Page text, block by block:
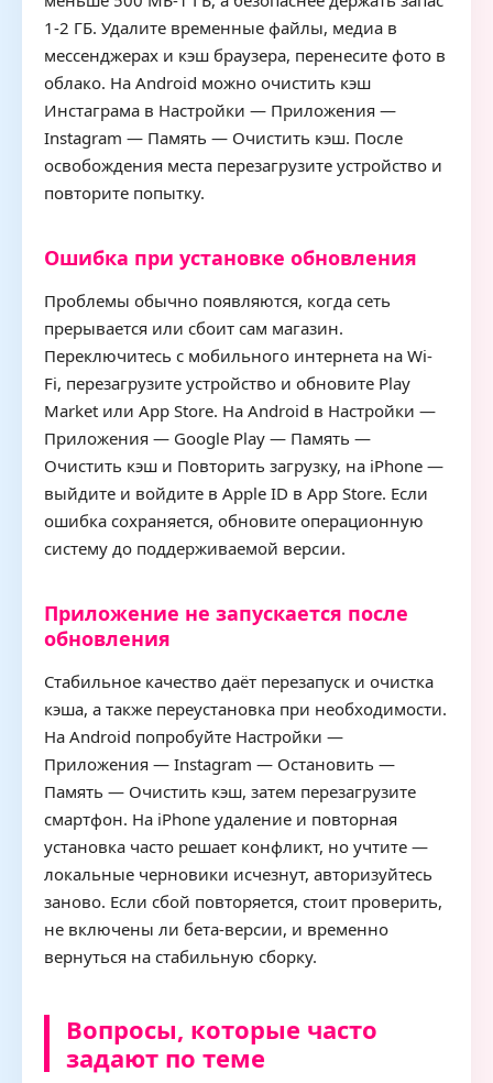
1-2 ГБ. Удалите временные файлы, медиа в
мессенджерах и кэш браузера, перенесите фото в
облако. На Android можно очистить кэш
Инстаграма в Настройки — Приложения —
Instagram — Память — Очистить кэш. После
освобождения места перезагрузите устройство и
повторите попытку.
Ошибка при установке обновления
Проблемы обычно появляются, когда сеть
прерывается или сбоит сам магазин.
Переключитесь с мобильного интернета на Wi-
Fi, перезагрузите устройство и обновите Play
Market или App Store. На Android в Настройки —
Приложения — Google Play — Память —
Очистить кэш и Повторить загрузку, на iPhone —
выйдите и войдите в Apple ID в App Store. Если
ошибка сохраняется, обновите операционную
систему до поддерживаемой версии.
Приложение не запускается после
обновления
Стабильное качество даёт перезапуск и очистка
кэша, а также переустановка при необходимости.
На Android попробуйте Настройки —
Приложения — Instagram — Остановить —
Память — Очистить кэш, затем перезагрузите
смартфон. На iPhone удаление и повторная
установка часто решает конфликт, но учтите —
локальные черновики исчезнут, авторизуйтесь
заново. Если сбой повторяется, стоит проверить,
не включены ли бета-версии, и временно
вернуться на стабильную сборку.
Вопросы, которые часто
задают по теме